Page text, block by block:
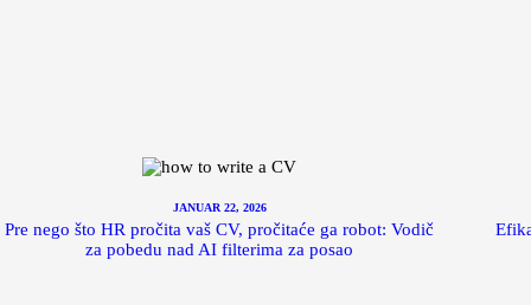
JANUAR 22, 2026
Pre nego što HR pročita vaš CV, pročitaće ga robot: Vodič
za pobedu nad AI filterima za posao